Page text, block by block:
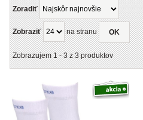
Zoradiť
Zobraziť na stranu OK
Zobrazujem1-3z3produktov